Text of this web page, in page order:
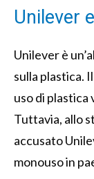
Unilever
Unilever è
sulla plastica.
uso di plastica
Tuttavia, allo
accusato
monouso in